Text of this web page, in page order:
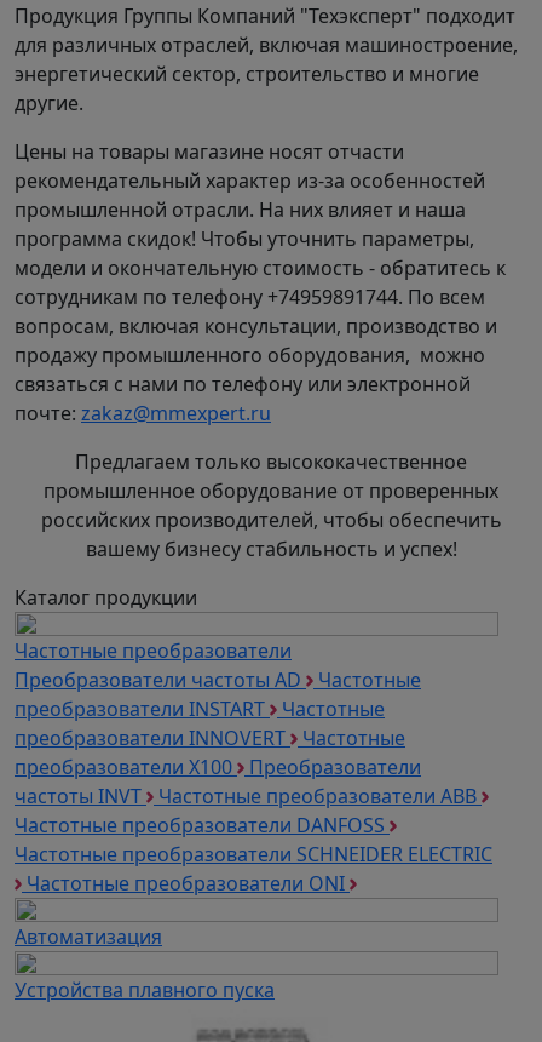
Продукция Группы Компаний "Техэксперт" подходит
для различных отраслей, включая машиностроение,
энергетический сектор, строительство и многие
другие.
Цены на товары магазине носят отчасти
рекомендательный характер из-за особенностей
промышленной отрасли. На них влияет и наша
программа скидок! Чтобы уточнить параметры,
модели и окончательную стоимость - обратитесь к
сотрудникам по телефону +74959891744. По всем
вопросам, включая консультации, производство и
продажу промышленного оборудования, можно
связаться с нами по телефону или электронной
почте: zakaz@mmexpert.ru
Предлагаем только высококачественное
промышленное оборудование от проверенных
российских производителей, чтобы обеспечить
вашему бизнесу стабильность и успех!
Каталог продукции
Частотные преобразователи
Преобразователи частоты AD
Частотные
преобразователи INSTART
Частотные
преобразователи INNOVERT
Частотные
преобразователи Х100
Преобразователи
частоты INVT
Частотные преобразователи ABB
Частотные преобразователи DANFOSS
Частотные преобразователи SCHNEIDER ELECTRIC
Частотные преобразователи ONI
Автоматизация
Устройства плавного пуска